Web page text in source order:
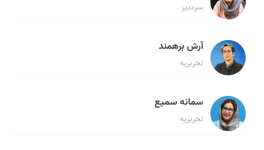
سردبیر
آرش برهمند
تحریریه
سمانه سمیع
تحریریه